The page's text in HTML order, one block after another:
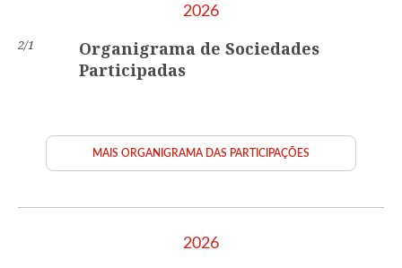
2026
2/1
Organigrama de Sociedades
Participadas
MAIS ORGANIGRAMA DAS PARTICIPAÇÕES
2026